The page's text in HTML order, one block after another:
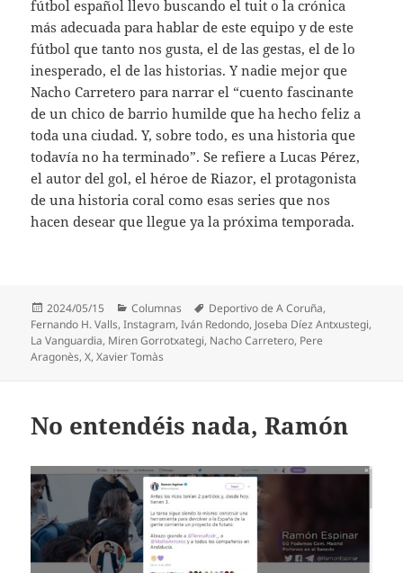
fútbol español llevo buscando el tuit o la crónica
más adecuada para hablar de este equipo y de este
fútbol que tanto nos gusta, el de las gestas, el de lo
inesperado, el de las historias. Y nadie mejor que
Nacho Carretero para narrar el “cuento fascinante
de un chico de barrio humilde que ha hecho feliz a
toda una ciudad. Y, sobre todo, es una historia que
todavía no ha terminado”. Se refiere a Lucas Pérez,
el autor del gol, el héroe de Riazor, el protagonista
de una historia coral como esas series que nos
hacen desear que llegue ya la próxima temporada.
Publicado
el
2024/05/15 Categorías
Columnas Etiquetas
Deportivo de A Coruña,
Fernando H. Valls,Instagram,Iván Redondo, Joseba Díez Antxustegi,
La Vanguardia, Miren Gorrotxategi, Nacho Carretero, Pere
Aragonès,X,Xavier Tomàs
No entendéis nada, Ramón